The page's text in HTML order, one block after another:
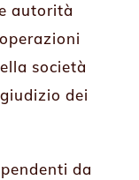
autorità
società
dei
da